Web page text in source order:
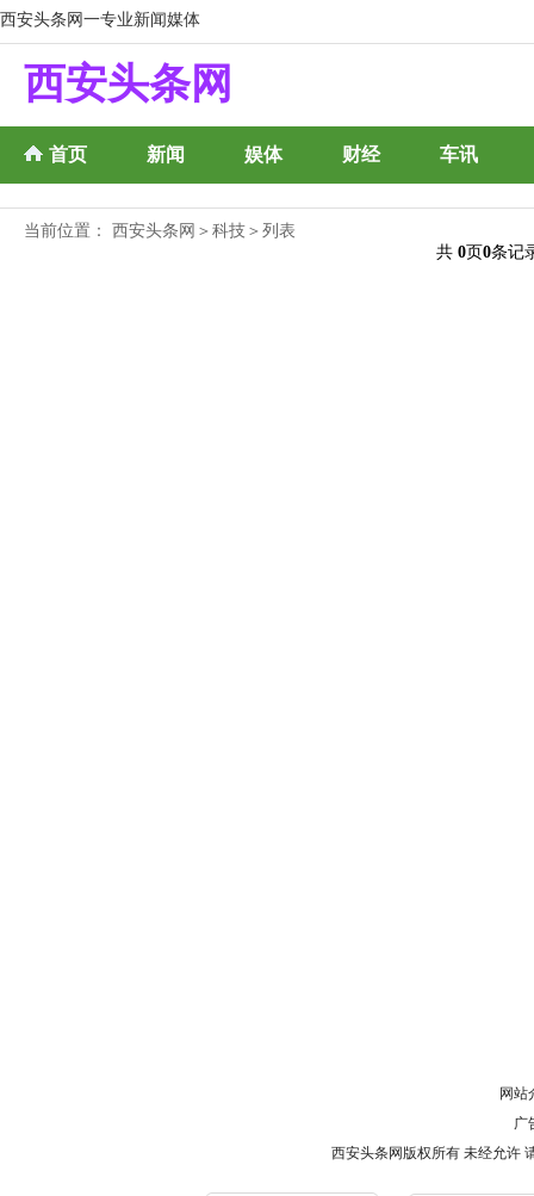
西安头条网一专业新闻媒体
西安头条网
首页 新闻 娱体 财经 车讯
当前位置： 西安头条网 ＞ 科技 ＞列表
共 0页0条记
网站
广
西安头条网版权所有 未经允许